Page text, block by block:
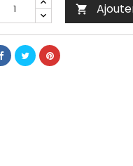
